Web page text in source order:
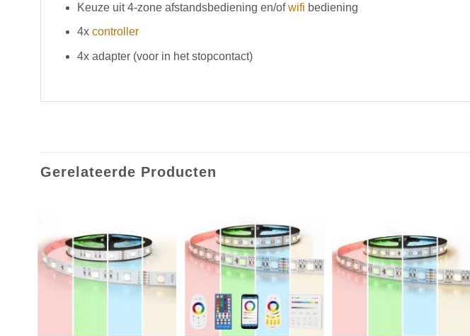
Keuze uit 4-zone afstandsbediening en/ofwifi bediening
4x controller
4x adapter (voor in het stopcontact)
Gerelateerde Producten